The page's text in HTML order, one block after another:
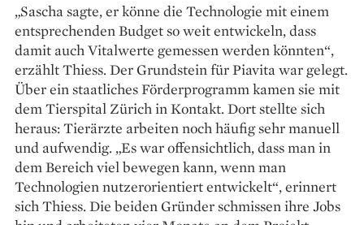
„Sascha sagte, er könne die Technologie mit einem
entsprechenden Budget so weit ­entwickeln, dass
damit auch Vitalwerte gemessen werden könnten“,
erzählt Thiess. Der Grundstein für ­Piavita war gelegt.
Über ein staatliches Förderprogramm kamen sie mit
dem Tierspital Zürich in Kontakt. Dort stellte sich
heraus: Tierärzte arbeiten noch häufig sehr manuell
und aufwendig. „Es war offensichtlich, dass man in
dem Bereich viel bewegen kann, wenn man
Technologien nutzerorientiert entwickelt“, erinnert
sich Thiess. Die beiden Gründer schmissen ihre Jobs